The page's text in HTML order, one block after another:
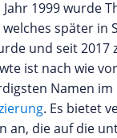
1999 wurde
später in
und seit 2017
ist nach wie
Namen im
. Es bietet
an, die auf die